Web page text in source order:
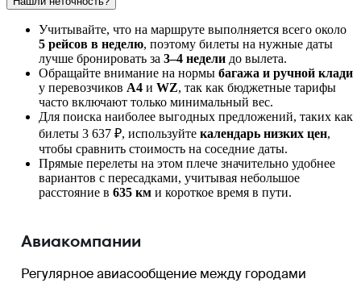
Учитывайте, что на маршруте выполняется всего около
5 рейсов в неделю, поэтому билеты на нужные даты
лучше бронировать за 3–4 недели до вылета.
Обращайте внимание на нормы багажа и ручной клади
у перевозчиков A4 и WZ, так как бюджетные тарифы
часто включают только минимальный вес.
Для поиска наиболее выгодных предложений, таких как
билеты 3 637 ₽, используйте календарь низких цен,
чтобы сравнить стоимость на соседние даты.
Прямые перелеты на этом плече значительно удобнее
вариантов с пересадками, учитывая небольшое
расстояние в 635 км и короткое время в пути.
Авиакомпании
Регулярное авиасообщение между городами